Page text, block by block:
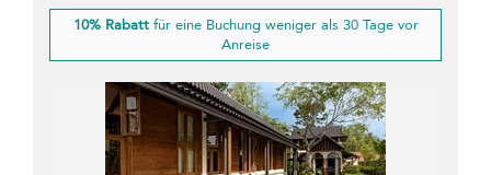
10% Rabattfür eine Buchung weniger als 30 Tage vor
Anreise